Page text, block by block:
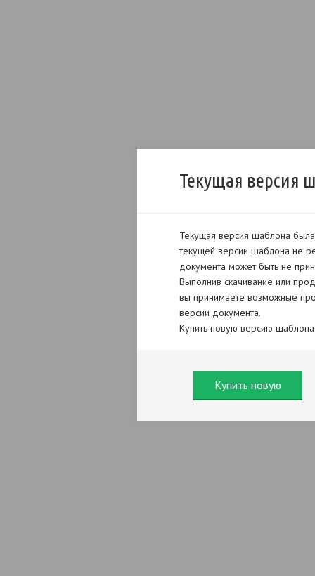
Текущая версия
Текущая версия шаблона
текущей версии шаблона не
документа может быть не
Выполнив скачивание или
вы принимаете возможные
версии документа.
Купить новую версию
Купить новую